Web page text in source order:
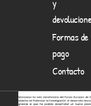
y
Formas de
pago
Contacto